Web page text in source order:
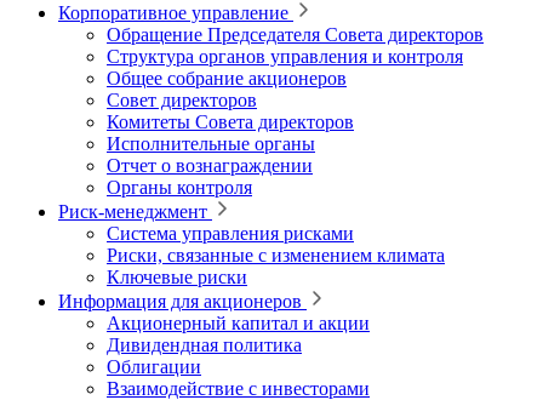
Корпоративное управление
Обращение Председателя Совета директоров
Структура органов управления и контроля
Общее собрание акционеров
Совет директоров
Комитеты Совета директоров
Исполнительные органы
Отчет о вознаграждении
Органы контроля
Риск-менеджмент
Система управления рисками
Риски, связанные с изменением климата
Ключевые риски
Информация для акционеров
Акционерный капитал и акции
Дивидендная политика
Облигации
Взаимодействие с инвесторами